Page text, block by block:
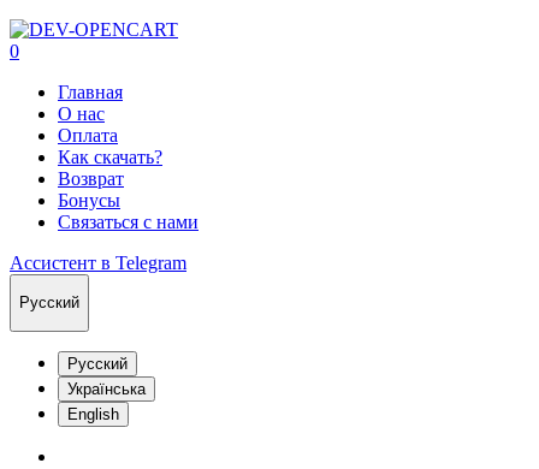
0
Главная
О нас
Оплата
Как скачать?
Возврат
Бонусы
Связаться с нами
Ассистент в Telegram
Русский
Русский
Українська
English